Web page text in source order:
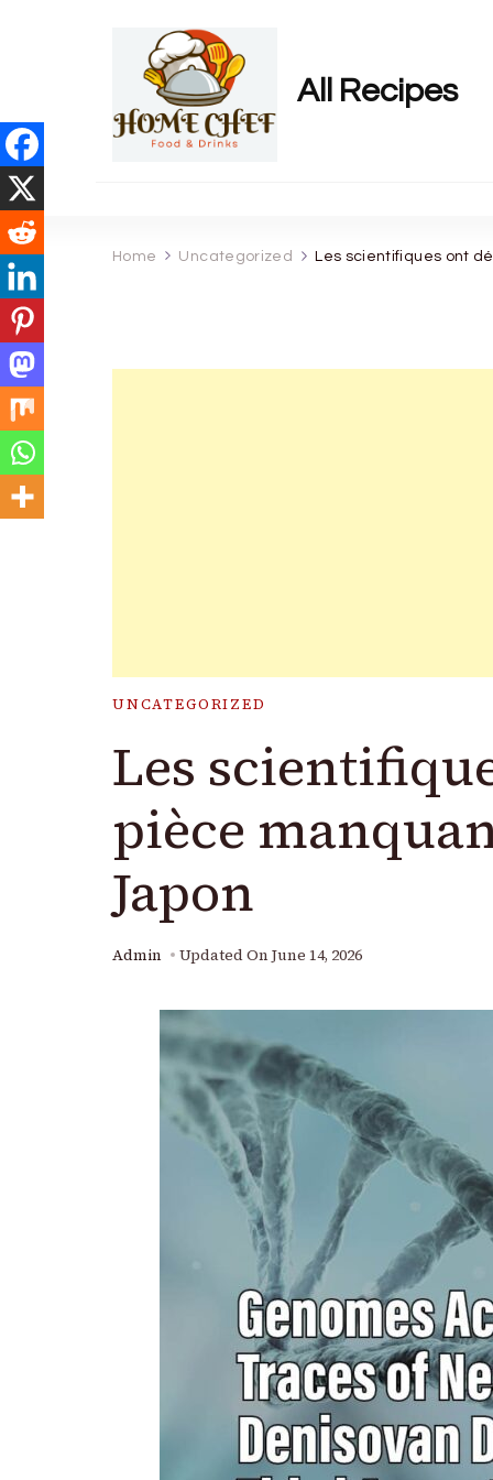
All Recipes
Home Uncategorized Les scientifiques ont
UNCATEGORIZED
Les
pièce
Japon
Admin Updated On June 14, 2026